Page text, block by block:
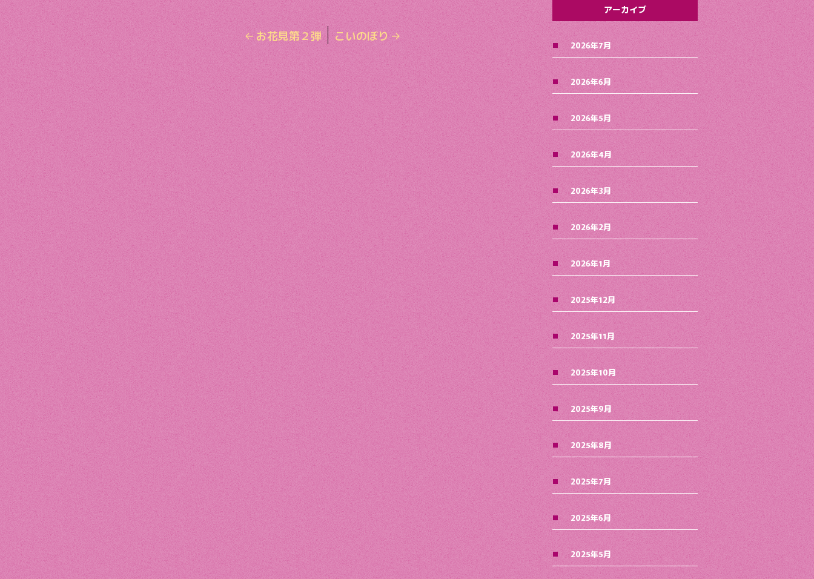
←お花見第２弾 こいのぼり→
アーカイブ
2026年7月
2026年6月
2026年5月
2026年4月
2026年3月
2026年2月
2026年1月
2025年12月
2025年11月
2025年10月
2025年9月
2025年8月
2025年7月
2025年6月
2025年5月